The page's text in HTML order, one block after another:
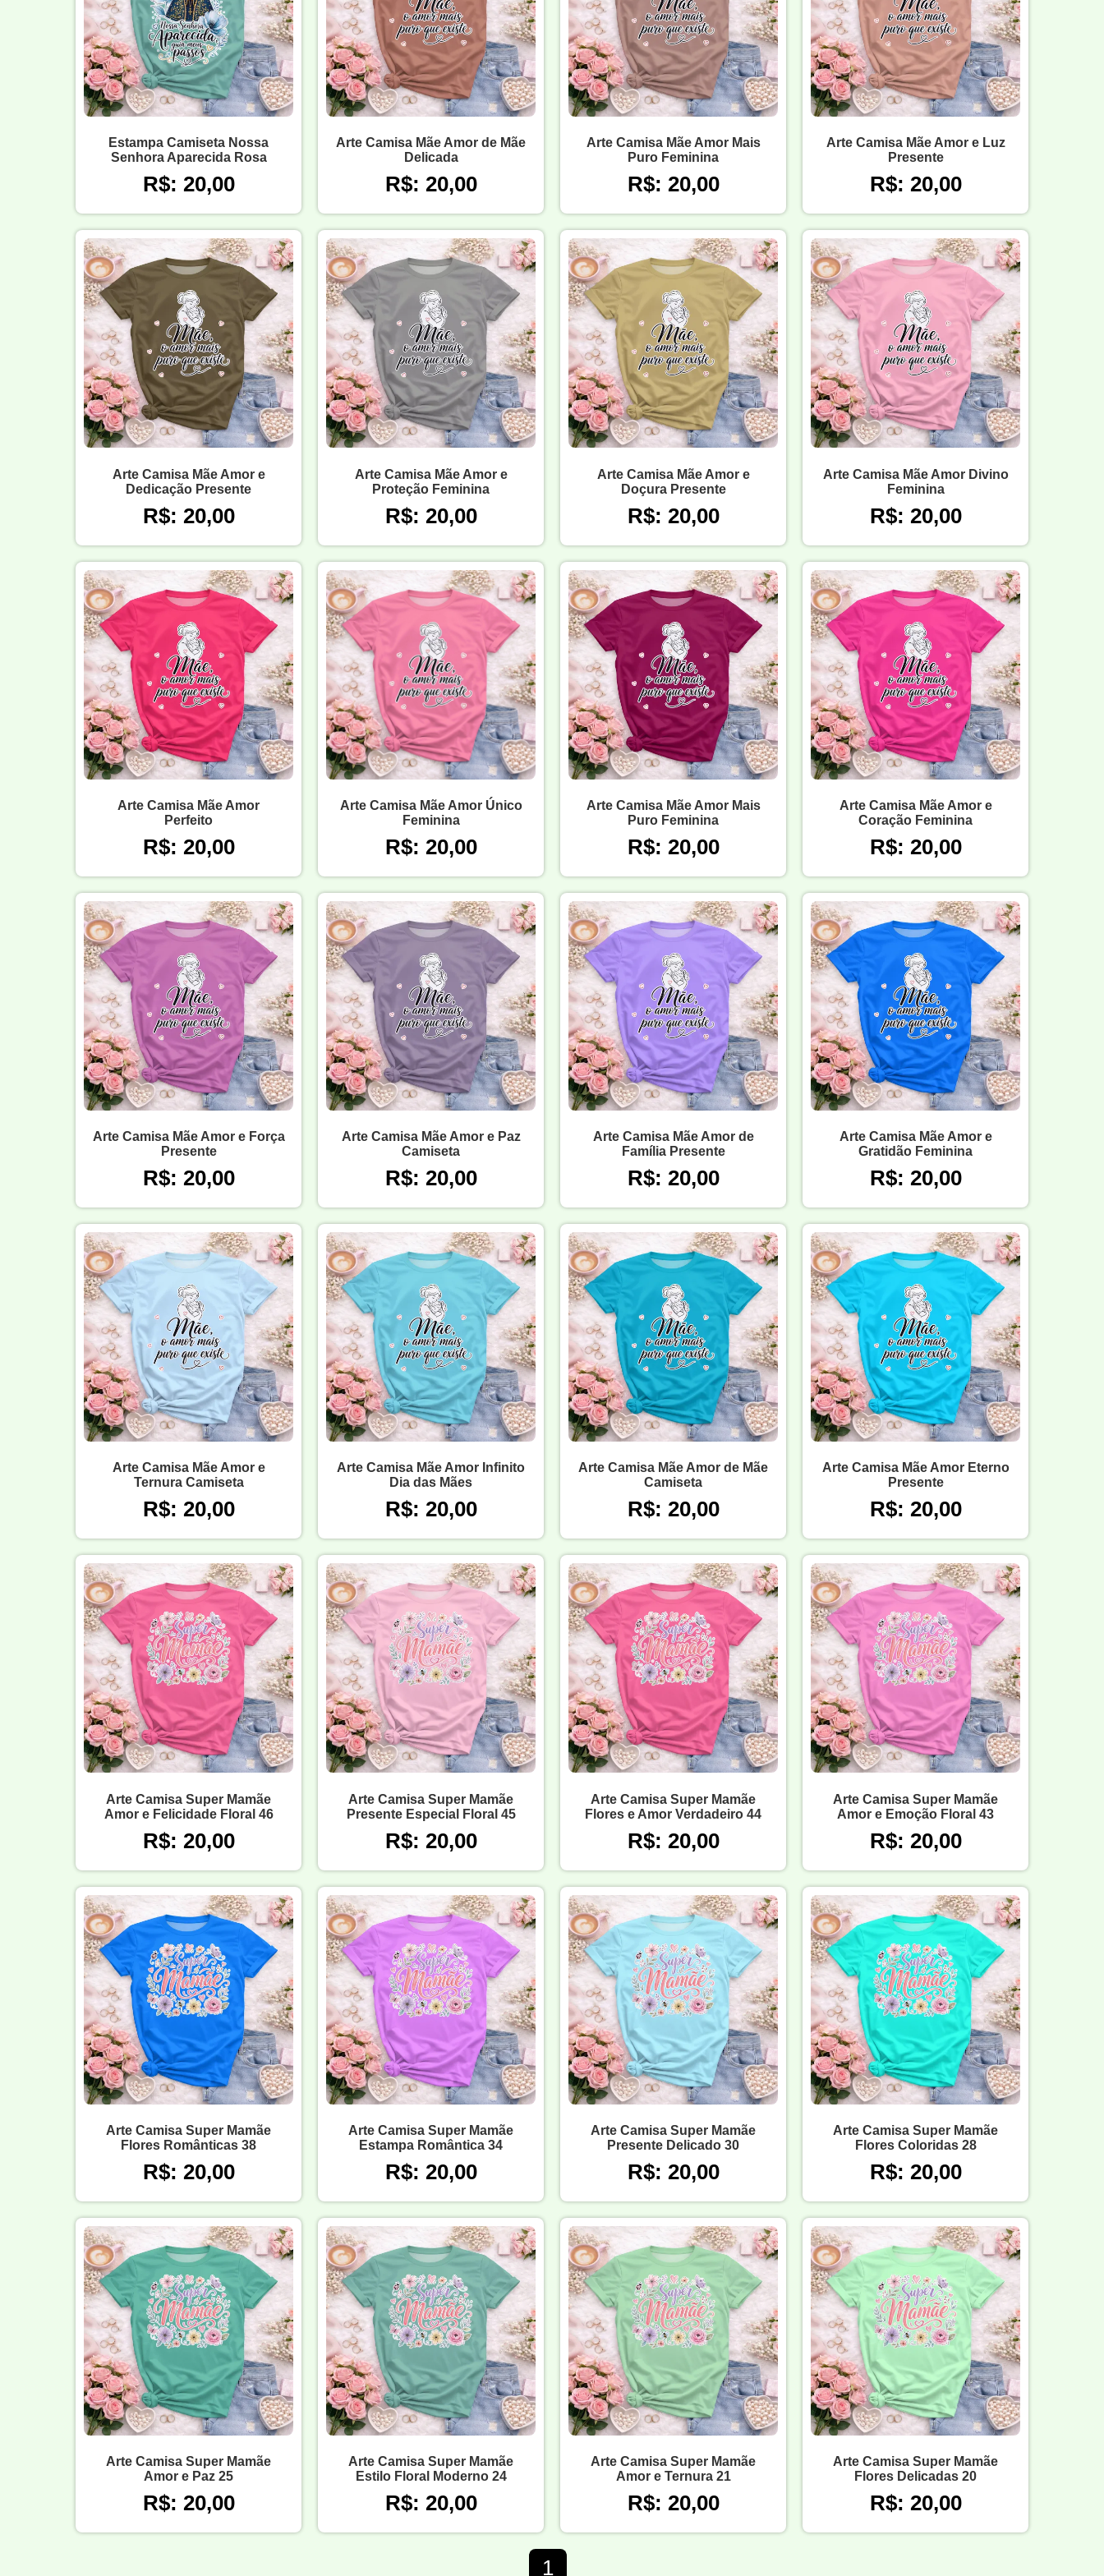
Estampa Camiseta Nossa
Senhora Aparecida Rosa
R$: 20,00
Arte Camisa Mãe Amor de Mãe
Delicada
R$: 20,00
Arte Camisa Mãe Amor Mais
Puro Feminina
R$: 20,00
Arte Camisa Mãe Amor e Luz
Presente
R$: 20,00
Arte Camisa Mãe Amor e
Dedicação Presente
R$: 20,00
Arte Camisa Mãe Amor e
Proteção Feminina
R$: 20,00
Arte Camisa Mãe Amor e
Doçura Presente
R$: 20,00
Arte Camisa Mãe Amor Divino
Feminina
R$: 20,00
Arte Camisa Mãe Amor
Perfeito
R$: 20,00
Arte Camisa Mãe Amor Único
Feminina
R$: 20,00
Arte Camisa Mãe Amor Mais
Puro Feminina
R$: 20,00
Arte Camisa Mãe Amor e
Coração Feminina
R$: 20,00
Arte Camisa Mãe Amor e Força
Presente
R$: 20,00
Arte Camisa Mãe Amor e Paz
Camiseta
R$: 20,00
Arte Camisa Mãe Amor de
Família Presente
R$: 20,00
Arte Camisa Mãe Amor e
Gratidão Feminina
R$: 20,00
Arte Camisa Mãe Amor e
Ternura Camiseta
R$: 20,00
Arte Camisa Mãe Amor Infinito
Dia das Mães
R$: 20,00
Arte Camisa Mãe Amor de Mãe
Camiseta
R$: 20,00
Arte Camisa Mãe Amor Eterno
Presente
R$: 20,00
Arte Camisa Super Mamãe
Amor e Felicidade Floral 46
R$: 20,00
Arte Camisa Super Mamãe
Presente Especial Floral 45
R$: 20,00
Arte Camisa Super Mamãe
Flores e Amor Verdadeiro 44
R$: 20,00
Arte Camisa Super Mamãe
Amor e Emoção Floral 43
R$: 20,00
Arte Camisa Super Mamãe
Flores Românticas 38
R$: 20,00
Arte Camisa Super Mamãe
Estampa Romântica 34
R$: 20,00
Arte Camisa Super Mamãe
Presente Delicado 30
R$: 20,00
Arte Camisa Super Mamãe
Flores Coloridas 28
R$: 20,00
Arte Camisa Super Mamãe
Amor e Paz 25
R$: 20,00
Arte Camisa Super Mamãe
Estilo Floral Moderno 24
R$: 20,00
Arte Camisa Super Mamãe
Amor e Ternura 21
R$: 20,00
Arte Camisa Super Mamãe
Flores Delicadas 20
R$: 20,00
1